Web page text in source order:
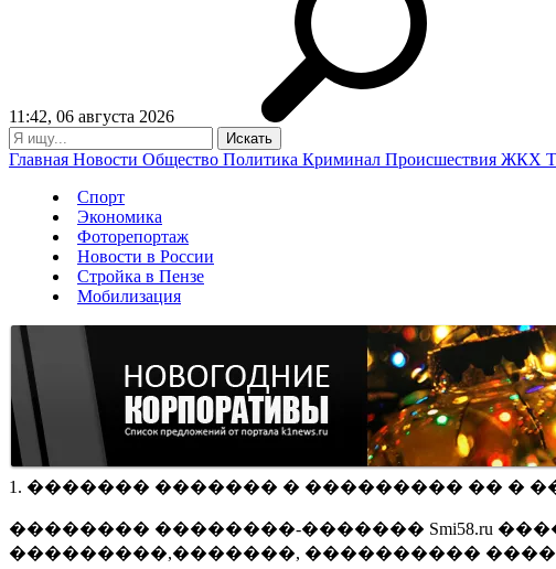
11:42, 06 августа 2026
Главная Новости Общество Политика Криминал Происшествия ЖКХ
Спорт
Экономика
Фоторепортаж
Новости в России
Стройка в Пензе
Мобилизация
1. ������� ������� � ��������� �� �
�������� ��������-������� Smi58.ru
���������,�������, ����������